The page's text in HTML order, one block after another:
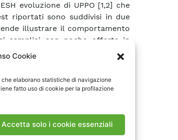
Cookie
elaborano statistiche di navigazione
fatto uso di cookie per la profilazione
Accetta solo i cookie essenziali
evoluzione di UPPO [1,2] che
riportati sono suddivisi in due
illustrare il comportamento
semplici con poche offerte in
il nuovo assetto che assume il
di questi vincoli sui transiti più
si potrebbero avere in Borsa
di rete che richiama da
il carico termico (supposto
rete di previsione del 2005. In